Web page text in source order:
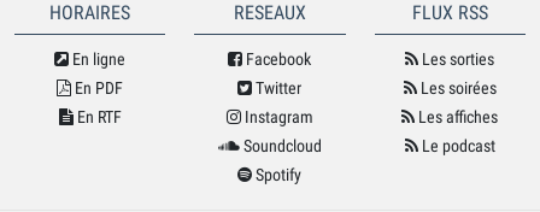
HORAIRES
En ligne
En PDF
En RTF
RESEAUX
Facebook
Twitter
Instagram
Soundcloud
Spotify
FLUX RSS
Les sorties
Les soirées
Les affiches
Le podcast